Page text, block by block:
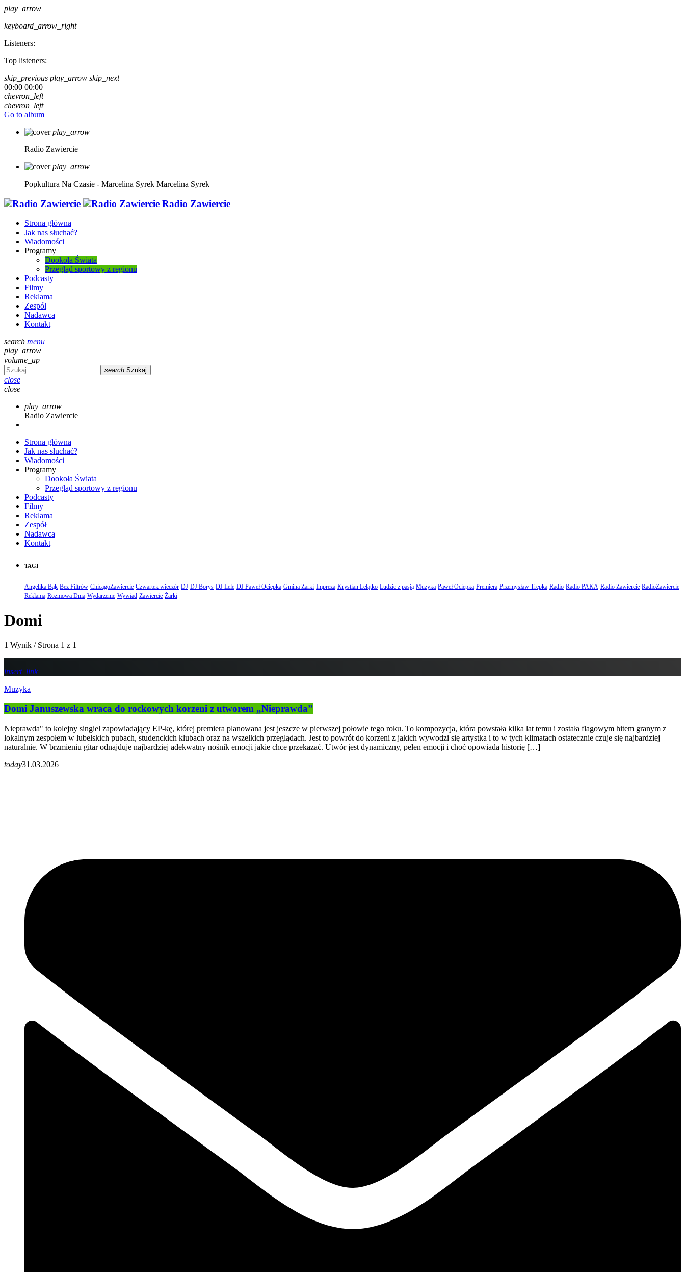
play_arrow
keyboard_arrow_right
Listeners:
Top listeners:
skip_previous play_arrow skip_next
00:00 00:00
chevron_left
chevron_left
Go to album
play_arrow
Radio Zawiercie
play_arrow
Popkultura Na Czasie - Marcelina Syrek Marcelina Syrek
Radio Zawiercie
Strona główna
Jak nas słuchać?
Wiadomości
Programy
Dookoła Świata
Przegląd sportowy z regionu
Podcasty
Filmy
Reklama
Zespół
Nadawca
Kontakt
search menu
play_arrow
volume_up
search Szukaj
close
close
play_arrow
Radio Zawiercie
Strona główna
Jak nas słuchać?
Wiadomości
Programy
Dookoła Świata
Przegląd sportowy z regionu
Podcasty
Filmy
Reklama
Zespół
Nadawca
Kontakt
TAGI
Angelika Bąk Bez Filtrów ChicagoZawiercie Czwartek wieczór DJ DJ Borys DJ Lele DJ Paweł Ociepka Gmina Żarki Impreza Krystian Lelątko Ludzie z pasją Muzyka Paweł Ociepka Premiera Przemysław Trepka Radio Radio PAKA Radio Zawiercie RadioZawiercie
Reklama Rozmowa Dnia Wydarzenie Wywiad Zawiercie Żarki
Domi
1 Wynik / Strona 1 z 1
insert_link
Muzyka
Domi Januszewska wraca do rockowych korzeni z utworem „Nieprawda”
Nieprawda" to kolejny singiel zapowiadający EP-kę, której premiera planowana jest jeszcze w pierwszej połowie tego roku. To kompozycja, która powstała kilka lat temu i została flagowym hitem granym z
lokalnym zespołem w lubelskich pubach, studenckich klubach oraz na wszelkich przeglądach. Jest to powrót do korzeni z jakich wywodzi się artystka i to w tych klimatach ostatecznie czuje się najbardziej
naturalnie. W brzmieniu gitar odnajduje najbardziej adekwatny nośnik emocji jakie chce przekazać. Utwór jest dynamiczny, pełen emocji i choć opowiada historię […]
today31.03.2026